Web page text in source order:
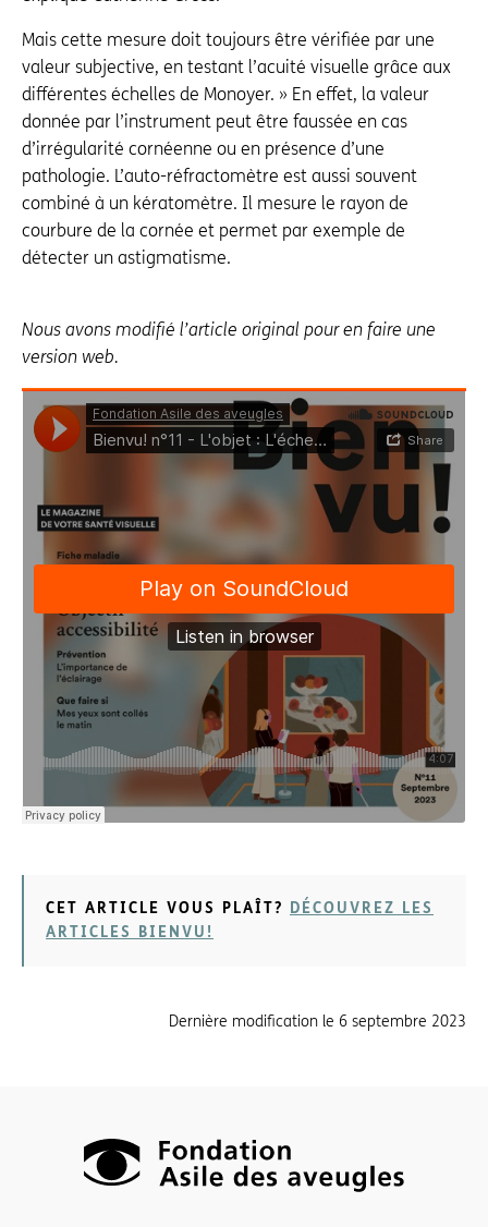
Mais cette mesure doit toujours être vérifiée par une
valeur subjective, en testant l’acuité visuelle grâce aux
différentes échelles de Monoyer. » En effet, la valeur
donnée par l’instrument peut être faussée en cas
d’irrégularité cornéenne ou en présence d’une
pathologie. L’auto-réfractomètre est aussi souvent
combiné à un kératomètre. Il mesure le rayon de
courbure de la cornée et permet par exemple de
détecter un astigmatisme.
Nous avons modifié l’article original pour en faire une
version web.
CET ARTICLE VOUS PLAÎT?
DÉCOUVREZ LES
ARTICLES BIENVU!
Dernière modification le 6 septembre 2023